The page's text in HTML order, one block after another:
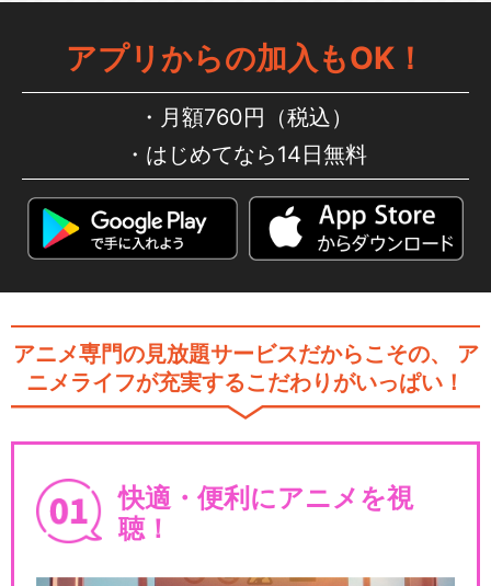
アプリからの加入もOK！
月額760円（税込）
はじめてなら14日無料
アニメ専門の見放題サービスだからこその、
ア
ニメライフが充実するこだわりがいっぱい！
快適・便利にアニメを視
聴！